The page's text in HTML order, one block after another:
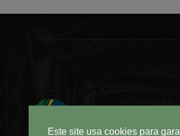
Este site usa cookies para